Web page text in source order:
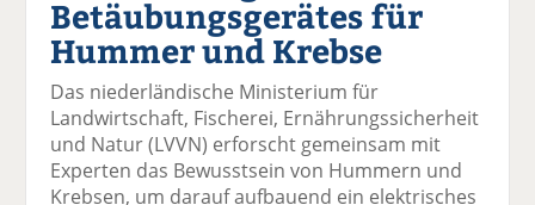
el
a
uf
F
ac
e
b
o
el
t
er
n
el
a
n
k
e
di
m
ai
l
v
e
Betäubungsgerätes für
Hummer und Krebse
Das niederländische Ministerium für
Landwirtschaft, Fischerei, Ernährungssicherheit
und Natur (LVVN) erforscht gemeinsam mit
Experten das Bewusstsein von Hummern und
Krebsen, um darauf aufbauend ein elektrisches